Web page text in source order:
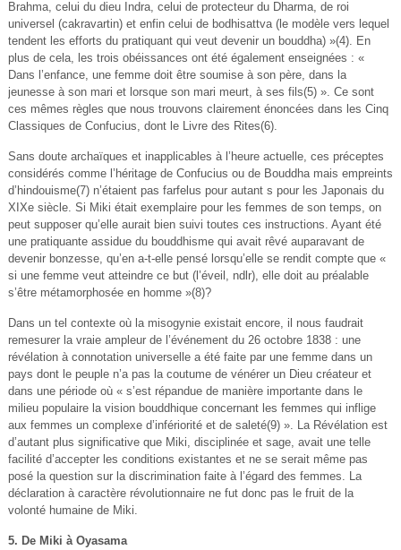
Brahma, celui du dieu Indra, celui de protecteur du Dharma, de roi
universel (cakravartin) et enfin celui de bodhisattva (le modèle vers lequel
tendent les efforts du pratiquant qui veut devenir un bouddha) »(4). En
plus de cela, les trois obéissances ont été également enseignées : «
Dans l’enfance, une femme doit être soumise à son père, dans la
jeunesse à son mari et lorsque son mari meurt, à ses fils(5) ». Ce sont
ces mêmes règles que nous trouvons clairement énoncées dans les Cinq
Classiques de Confucius, dont le Livre des Rites(6).
Sans doute archaïques et inapplicables à l’heure actuelle, ces préceptes
considérés comme l’héritage de Confucius ou de Bouddha mais empreints
d’hindouisme(7) n’étaient pas farfelus pour autant s pour les Japonais du
XIXe siècle. Si Miki était exemplaire pour les femmes de son temps, on
peut supposer qu’elle aurait bien suivi toutes ces instructions. Ayant été
une pratiquante assidue du bouddhisme qui avait rêvé auparavant de
devenir bonzesse, qu’en a-t-elle pensé lorsqu’elle se rendit compte que «
si une femme veut atteindre ce but (l’éveil, ndlr), elle doit au préalable
s’être métamorphosée en homme »(8)?
Dans un tel contexte où la misogynie existait encore, il nous faudrait
remesurer la vraie ampleur de l’événement du 26 octobre 1838 : une
révélation à connotation universelle a été faite par une femme dans un
pays dont le peuple n’a pas la coutume de vénérer un Dieu créateur et
dans une période où « s’est répandue de manière importante dans le
milieu populaire la vision bouddhique concernant les femmes qui inflige
aux femmes un complexe d’infériorité et de saleté(9) ». La Révélation est
d’autant plus significative que Miki, disciplinée et sage, avait une telle
facilité d’accepter les conditions existantes et ne se serait même pas
posé la question sur la discrimination faite à l’égard des femmes. La
déclaration à caractère révolutionnaire ne fut donc pas le fruit de la
volonté humaine de Miki.
5. De Miki à Oyasama